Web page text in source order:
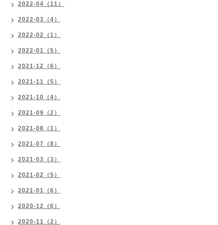
2022-04（11）
2022-03（4）
2022-02（1）
2022-01（5）
2021-12（6）
2021-11（5）
2021-10（4）
2021-09（2）
2021-08（1）
2021-07（8）
2021-03（3）
2021-02（5）
2021-01（6）
2020-12（6）
2020-11（2）